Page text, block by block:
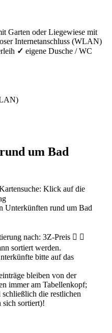
Garten oder Liegewiese mit
Internetanschluss (WLAN)
✓ eigene Dusche / WC
um Bad
Klick auf die
nach: 3Z-Preis  
sortiert werden.
bitte auf das
bleiben von der
immer am Tabellenkopf;
die restlichen
sich sortiert)!